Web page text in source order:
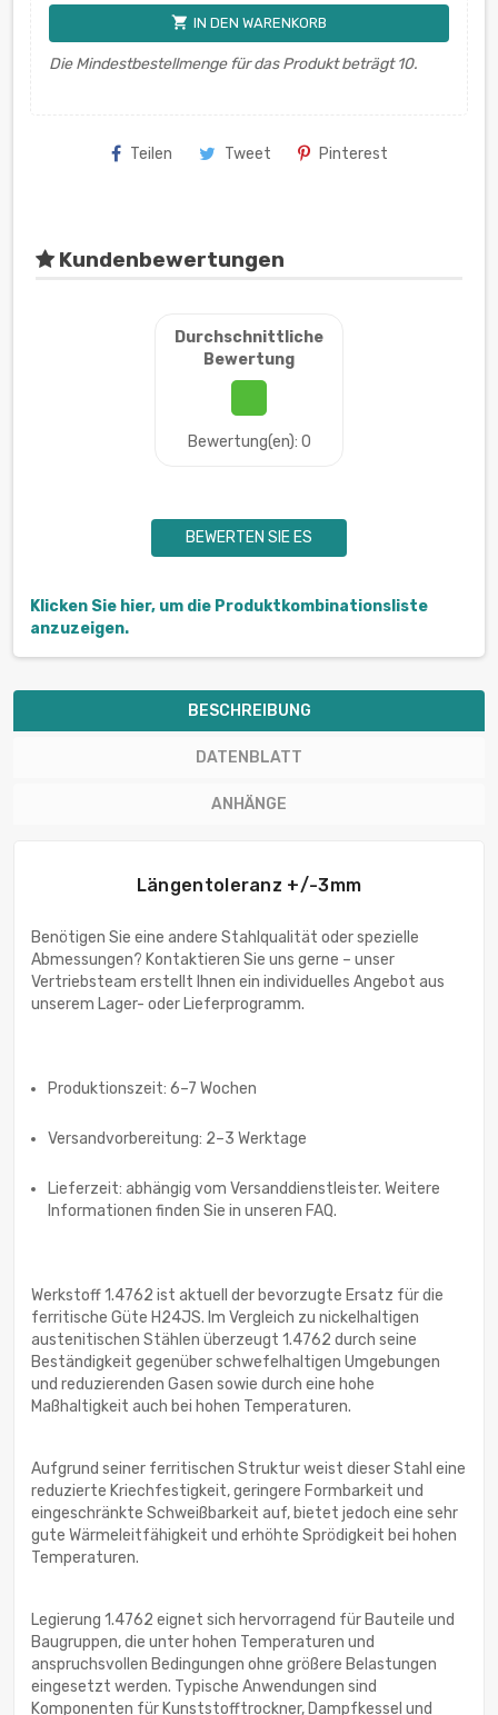
shopping_cart IN DEN WARENKORB
Die Mindestbestellmenge für das Produkt beträgt 10.
Teilen Tweet Pinterest
Kundenbewertungen
Durchschnittliche
Bewertung
Bewertung(en): 0
BEWERTEN SIE ES
Klicken Sie hier, um die Produktkombinationsliste
anzuzeigen.
BESCHREIBUNG
DATENBLATT
ANHÄNGE
Längentoleranz +/-3mm
Benötigen Sie eine andere Stahlqualität oder spezielle
Abmessungen? Kontaktieren Sie uns gerne – unser
Vertriebsteam erstellt Ihnen ein individuelles Angebot aus
unserem Lager- oder Lieferprogramm.
Produktionszeit: 6–7 Wochen
Versandvorbereitung: 2–3 Werktage
Lieferzeit: abhängig vom Versanddienstleister. Weitere
Informationen finden Sie in unseren FAQ.
Werkstoff 1.4762 ist aktuell der bevorzugte Ersatz für die
ferritische Güte H24JS. Im Vergleich zu nickelhaltigen
austenitischen Stählen überzeugt 1.4762 durch seine
Beständigkeit gegenüber schwefelhaltigen Umgebungen
und reduzierenden Gasen sowie durch eine hohe
Maßhaltigkeit auch bei hohen Temperaturen.
Aufgrund seiner ferritischen Struktur weist dieser Stahl eine
reduzierte Kriechfestigkeit, geringere Formbarkeit und
eingeschränkte Schweißbarkeit auf, bietet jedoch eine sehr
gute Wärmeleitfähigkeit und erhöhte Sprödigkeit bei hohen
Temperaturen.
Legierung 1.4762 eignet sich hervorragend für Bauteile und
Baugruppen, die unter hohen Temperaturen und
anspruchsvollen Bedingungen ohne größere Belastungen
eingesetzt werden. Typische Anwendungen sind
Komponenten für Kunststofftrockner, Dampfkessel und